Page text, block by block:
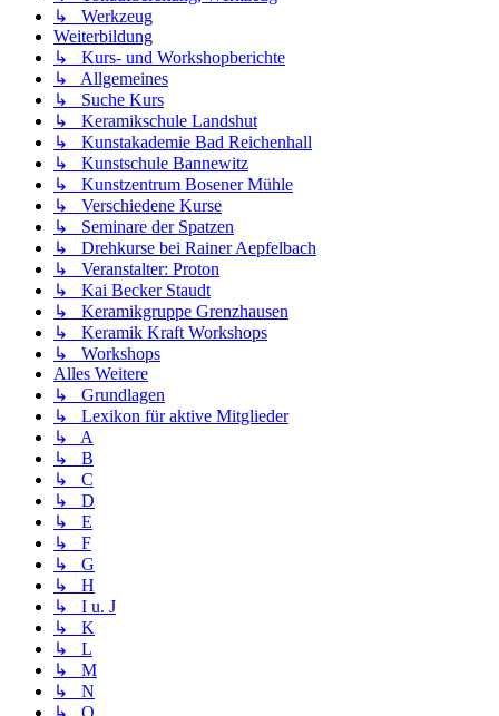
↳ Werkzeug
Weiterbildung
↳ Kurs- und Workshopberichte
↳ Allgemeines
↳ Suche Kurs
↳ Keramikschule Landshut
↳ Kunstakademie Bad Reichenhall
↳ Kunstschule Bannewitz
↳ Kunstzentrum Bosener Mühle
↳ Verschiedene Kurse
↳ Seminare der Spatzen
↳ Drehkurse bei Rainer Aepfelbach
↳ Veranstalter: Proton
↳ Kai Becker Staudt
↳ Keramikgruppe Grenzhausen
↳ Keramik Kraft Workshops
↳ Workshops
Alles Weitere
↳ Grundlagen
↳ Lexikon für aktive Mitglieder
↳ A
↳ B
↳ C
↳ D
↳ E
↳ F
↳ G
↳ H
↳ I u. J
↳ K
↳ L
↳ M
↳ N
↳ O